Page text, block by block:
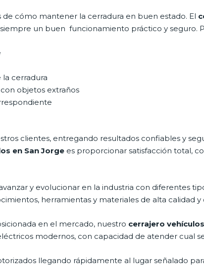
de cómo mantener la cerradura en buen estado. El
un buen funcionamiento práctico y seguro.
cerradura
objetos extraños
clientes, entregando resultados confiables y
en San Jorge es proporcionar satisfacción total,
y evolucionar en la industria con diferentes
herramientas y materiales de alta calidad y
en el mercado, nuestro cerrajero
modernos, con capacidad de atender cual
llegando rápidamente al lugar señalado